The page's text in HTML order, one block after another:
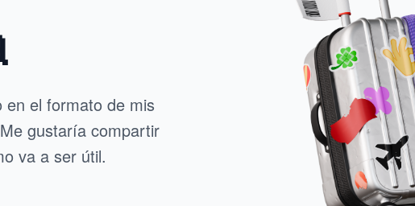
el formato de mis
gustaría compartir
va a ser útil.